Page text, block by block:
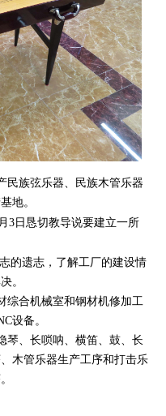
民族弦乐器、民族木管乐器
地。
3日恳切教导说要建立一所
的遗志，了解工厂的建设情
。
综合机械室和钢材机修加工
设备。
琴、长唢呐、横笛、鼓、长
木管乐器生产工序和打击乐